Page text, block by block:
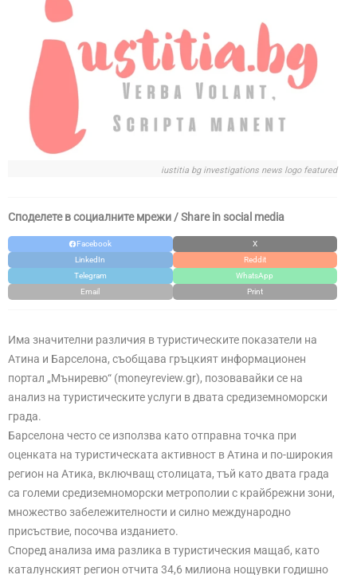
iustitia bg investigations news logo featured
Споделете в социалните мрежи / Share in social media
Facebook
X
LinkedIn
Reddit
Telegram
WhatsApp
Email
Print
Има значителни различия в туристическите показатели на
Атина и Барселона, съобщава гръцкият информационен
портал „Мъниревю“ (moneyreview.gr), позовавайки се на
анализ на туристическите услуги в двата средиземноморски
града.
Барселона често се използва като отправна точка при
оценката на туристическата активност в Атина и по-широкия
регион на Атика, включващ столицата, тъй като двата града
са големи средиземноморски метрополии с крайбрежни зони,
множество забележителности и силно международно
присъствие, посочва изданието.
Според анализа има разлика в туристическия мащаб, като
каталунският регион отчита 34,6 милиона нощувки годишно